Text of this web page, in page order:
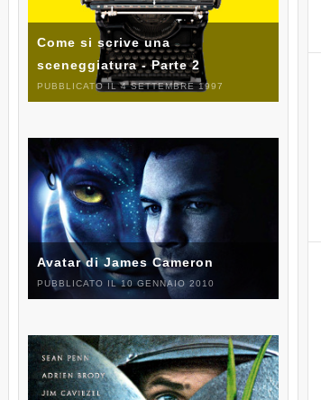
Come si scrive una
sceneggiatura - Parte 2
PUBBLICATO IL 4 SETTEMBRE 1997
Avatar di James Cameron
PUBBLICATO IL 10 GENNAIO 2010